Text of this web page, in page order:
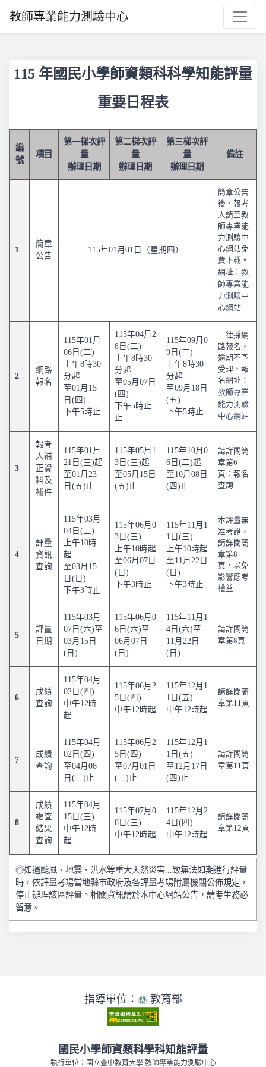
教師專業能力測驗中心
115 年國民小學師資類科科學知能評量
重要日程表
編
號
項目
第一梯次評
量
辦理日期
第二梯次評
量
辦理日期
第三梯次評
量
辦理日期
備註
1
簡章
公告
115年01月01日（星期四）
簡章公告
後，報考
人請至教
師專業能
力測驗中
心網站免
費下載。
網址： 教
師專業能
力測驗中
心網站(另開
2
網路
報名
115年01月
06日(二)
上午8時30
分起
至01月15
日(四)
下午5時止
115年04月2
8日(二)
上午8時30
分起
至05月07日
(四)
下午5時止
止
115年09月0
9日(三)
上午8時30
分起
至09月18日
(五)
下午5時止
一律採網
路報名，
逾期不予
受理，報
名網址：
教師專業
能力測驗
中心網站(另
3
報考
人補
正資
料及
補件
115年01月
21日(三)起
至01月23
日(五)止
115年05月1
3日(三)起
至05月15日
(五)止
115年10月0
6日(二)起
至10月08日
(四)止
請詳閱簡
章第6
頁：報名
查詢
4
評量
資訊
查詢
115年03月
04日(三)
上午10時
起
至03月15
日(日)
下午3時止
115年06月0
3日(三)
上午10時起
至06月07日
(日)
下午3時止
115年11月1
1日(三)
上午10時起
至11月22日
(日)
下午3時止
本評量無
准考證，
請詳閱簡
章第8
頁，以免
影響應考
權益
5
評量
日期
115年03月
07日(六)至
03月15日
(日)
115年06月0
6日(六)至
06月07日
(日)
115年11月1
4日(六)至
11月22日
(日)
請詳閱簡
章第8頁
6
成績
查詢
115年04月
02日(四)
中午12時
起
115年06月2
5日(四)
中午12時起
115年12月1
1日(五)
中午12時起
請詳閱簡
章第11頁
7
成績
查詢
115年04月
02日(四)
至04月08
日(三)止
115年06月2
5日(四)
至07月01日
(三)止
115年12月1
1日(五)
至12月17日
(四)止
請詳閱簡
章第11頁
8
成績
複查
結果
查詢
115年04月
15日(三)
中午12時
起
115年07月0
8日(三)
中午12時起
115年12月2
4日(四)
中午12時起
請詳閱簡
章第12頁
◎如遇颱風、地震、洪水等重大天然災害...致無法如期進行評量
時，依評量考場當地縣市政府及各評量考場附屬機關公佈規定，
停止辦理該區評量。相關資訊請於本中心網站公告，請考生務必
留意。
指導單位： 教育部
國民小學師資類科學科知能評量
執行單位：國立臺中教育大學 教師專業能力測驗中心